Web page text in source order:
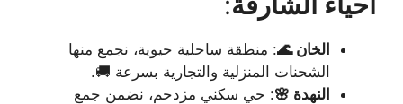
الخان 🌊: منطقة ساحلية حيوية، نجمع منها
الشحنات المنزلية والتجارية بسرعة 🚚.
النهدة 🌸: حي سكني مزدحم، نضمن جمع